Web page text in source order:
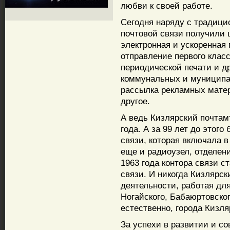
любви к своей работе.
Сегодня наряду с
почтовой связи получили
электронная и
отправление первого
периодической печати и
коммунальных и
рассылка рекламных
другое.
А ведь Кизлярский
года. А за 99 лет до этого
связи, которая включала
еще и радиоузел,
1963 года контора связи
связи. И никогда
деятельности, работая
Ногайского,
естественно, города
За успехи в развитии и